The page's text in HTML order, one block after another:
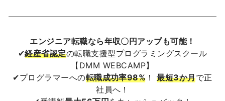
エンジニア転職なら年収〇円アップも可能！
✔経産省認定の転職支援型プログラミングスクール
【DMM WEBCAMP】
✔プログラマーへの転職成功率98% ！最短3か月で正
社員へ！